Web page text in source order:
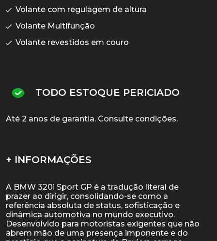
Volante com regulagem de altura
Volante Multifunção
Volante revestidos em couro
TODO ESTOQUE PERICIADO
Até 2 anos de garantia. Consulte condições.
+ INFORMAÇÕES
A BMW 320i Sport GP é a tradução literal de
prazer ao dirigir, consolidando-se como a
referência absoluta de status, sofisticação e
dinâmica automotiva no mundo executivo.
Desenvolvido para motoristas exigentes que não
abrem mão de uma presença imponente e do